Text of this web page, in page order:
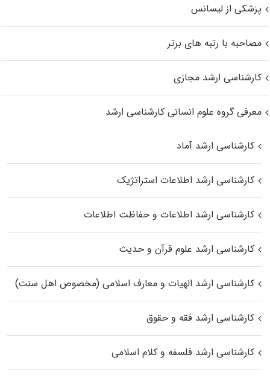
پزشکی از لیسانس
مصاحبه با رتبه های برتر
کارشناسی ارشد مجازی
معرفی گروه علوم انسانی کارشناسی ارشد
کارشناسی ارشد آماد
کارشناسی ارشد اطلاعات استراتژیک
کارشناسی ارشد اطلاعات و حفاظت اطلاعات
کارشناسی ارشد علوم قرآن و حدیث
کارشناسی ارشد الهیات و معارف اسلامی (مخصوص اهل سنت)
کارشناسی ارشد فقه و حقوق
کارشناسی ارشد فلسفه و کلام اسلامی